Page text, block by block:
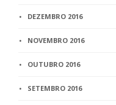
DEZEMBRO 2016
NOVEMBRO 2016
OUTUBRO 2016
SETEMBRO 2016